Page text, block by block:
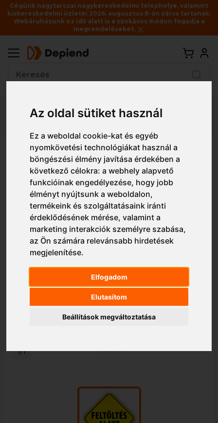
Az oldal sütiket használ
Ez a weboldal cookie-kat és egyéb
nyomkövetési technológiákat használ a
böngészési élmény javítása érdekében a
következő célokra:a webhely alapvető
funkcióinak engedélyezése, hogy jobb
élményt nyújtsunk a weboldalon,
termékeink és szolgáltatásaink iránti
érdeklődésének mérése, valamint a
marketing interakciók személyre szabása,
az Ön számára relevánsabb hirdetések
megjelenítése.
Elfogadom
Elutasítom
Beállítások megváltoztatása
Cégünk nagytarcsai nagykereskedelmi telephelye, valamint
kiskereskedelmi üzletei 2026. augusztus 8-án zárva tartanak.
Webáruházunk ez idő alatt is a szokásos módon fogadja a
megrendeléseket.
Részletes nézet Egyszerű nézet
632830 Poliamid szerelőkesztyű,
tenyéren és hátul ökölcsontig
nitril
1/1